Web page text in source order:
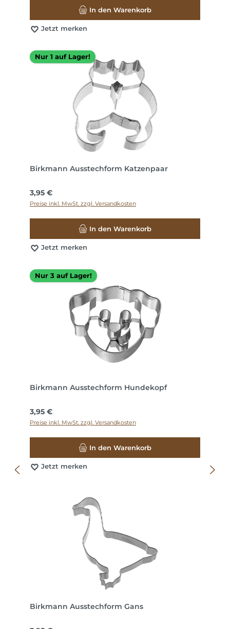
In den Warenkorb
Jetzt merken
Nur 1 auf Lager!
Birkmann Ausstechform Katzenpaar
Regulärer Preis:
3,95 €
Preise inkl. MwSt. zzgl. Versandkosten
In den Warenkorb
Jetzt merken
Nur 3 auf Lager!
Birkmann Ausstechform Hundekopf
Regulärer Preis:
3,95 €
Preise inkl. MwSt. zzgl. Versandkosten
In den Warenkorb
Jetzt merken
Birkmann Ausstechform Gans